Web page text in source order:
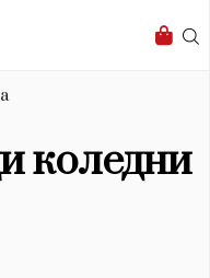
коледни